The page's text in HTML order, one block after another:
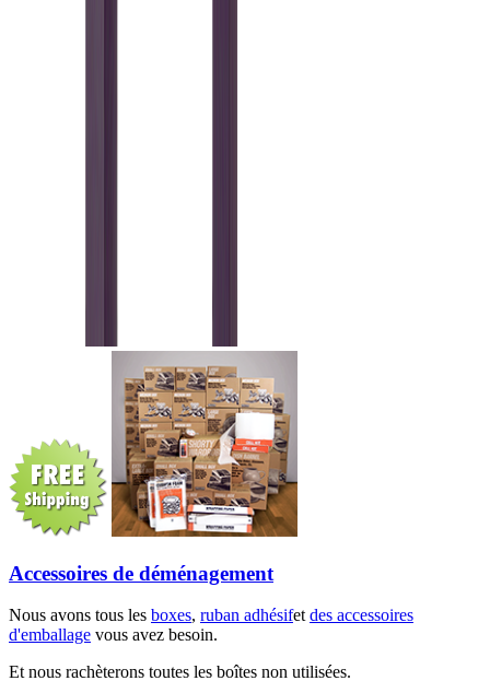
Accessoires de déménagement
Nous avons tous les boxes, ruban adhésifetdes accessoires
d'emballage vous avez besoin.
Et nous rachèterons toutes les boîtes non utilisées.